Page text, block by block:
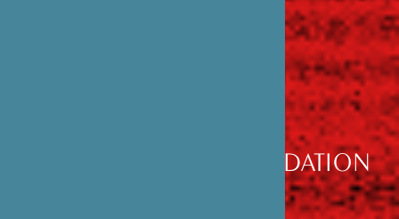
LA FONDATION